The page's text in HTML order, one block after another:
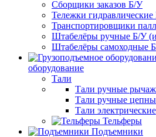
Сборщики заказов Б/У
Тележки
Транспортировщики
Штабелёры ручные Б/У (и
Штабелёры самоходные
оборудование
Тали
Тали ручные
Тали ручные
Тали электрические
Тельферы
Подъемники